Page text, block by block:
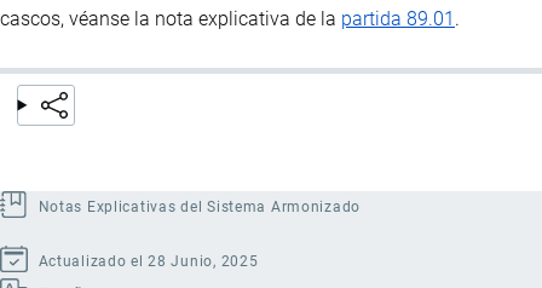
cascos, véanse la nota explicativa de la partida 89.01 .
Notas Explicativas del Sistema Armonizado
Actualizado el 28 Junio, 2025